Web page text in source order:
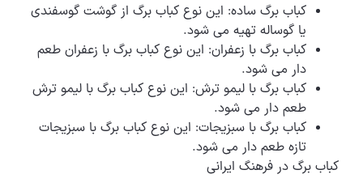
کباب برگ ساده: این نوع کباب برگ از گوشت گوسفندی
یا گوساله تهیه می شود.
کباب برگ با زعفران: این نوع کباب برگ با زعفران طعم
دار می شود.
کباب برگ با لیمو ترش: این نوع کباب برگ با لیمو ترش
طعم دار می شود.
کباب برگ با سبزیجات: این نوع کباب برگ با سبزیجات
تازه طعم دار می شود.
کباب برگ در فرهنگ ایرانی